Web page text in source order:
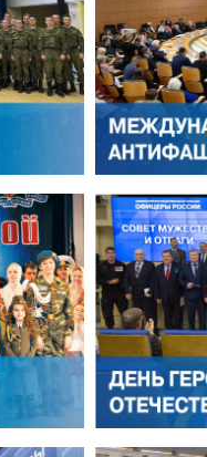
ВИКТОР ЛИТОВКИН
АЛЕКСЕЙ ФИЛАТОВ